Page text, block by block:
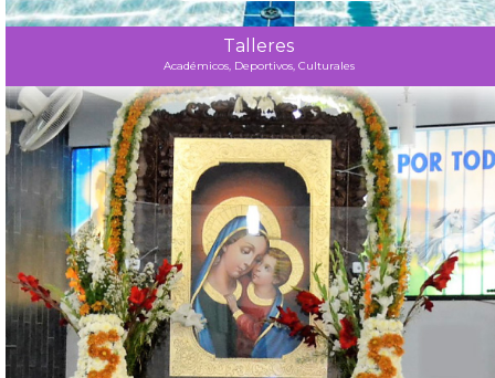
Talleres
Académicos, Deportivos, Culturales